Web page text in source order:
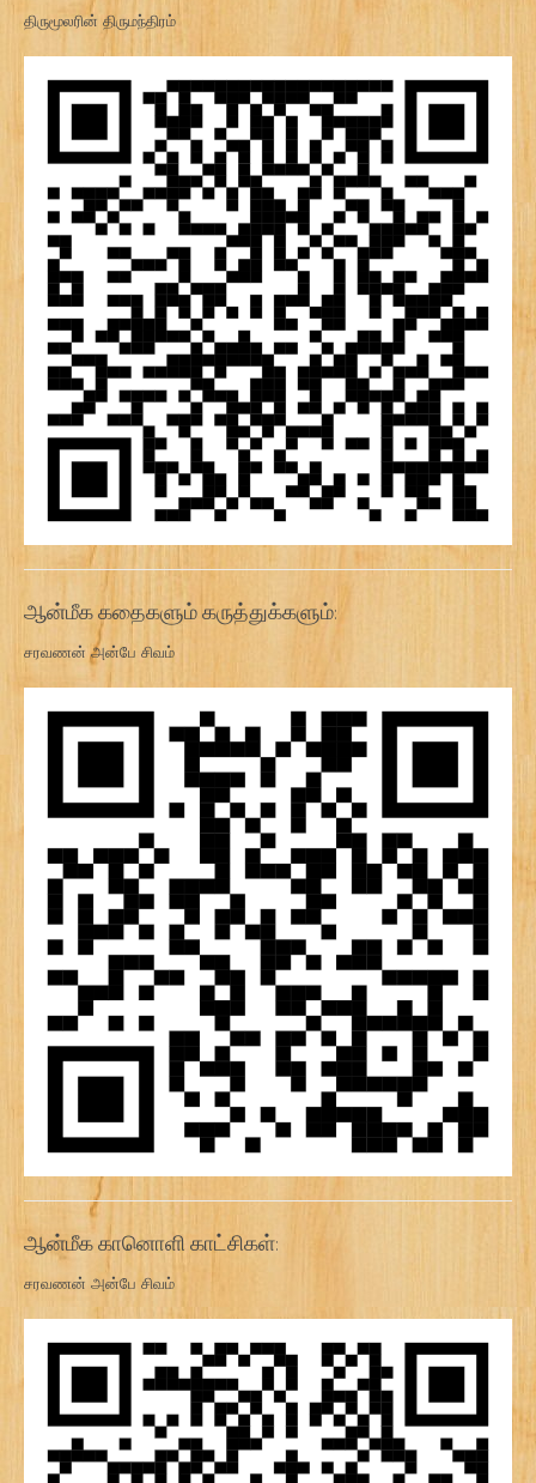
திருமூலரின் திருமந்திரம்
ஆன்மீக கதைகளும் கருத்துக்களும்:
சரவணன் அன்பே சிவம்
ஆன்மீக கானொளி காட்சிகள்:
சரவணன் அன்பே சிவம்